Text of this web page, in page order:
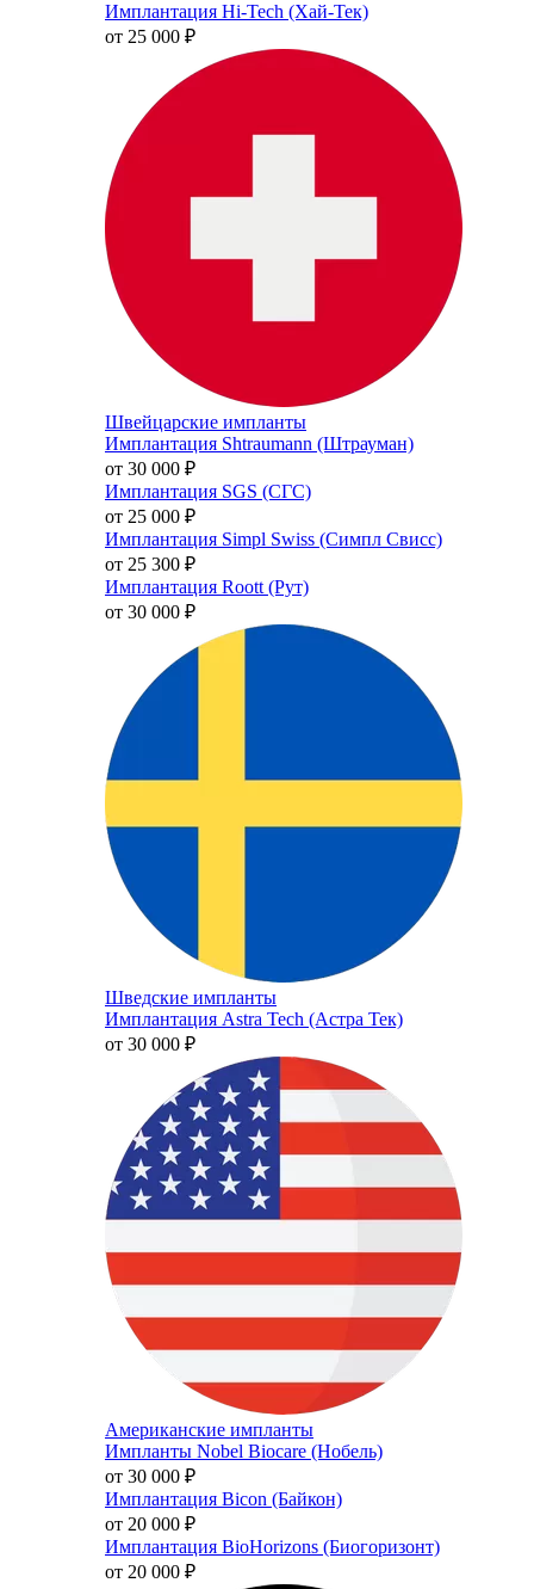
Имплантация Hi-Tech (Хай-Тек)
от 25 000 ₽
Швейцарские импланты
Имплантация Shtraumann (Штрауман)
от 30 000 ₽
Имплантация SGS (СГС)
от 25 000 ₽
Имплантация Simpl Swiss (Симпл Свисс)
от 25 300 ₽
Имплантация Roott (Рут)
от 30 000 ₽
Шведские импланты
Имплантация Astra Tech (Астра Тек)
от 30 000 ₽
Американские импланты
Импланты Nobel Biocare (Нобель)
от 30 000 ₽
Имплантация Bicon (Байкон)
от 20 000 ₽
Имплантация BioHorizons (Биогоризонт)
от 20 000 ₽